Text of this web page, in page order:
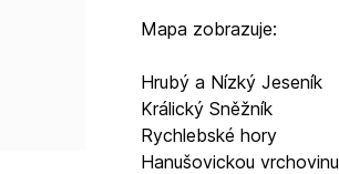
Mapa zobrazuje:
Hrubý a Nízký Jeseník
Králický Sněžník
Rychlebské hory
Hanušovickou vrchovinu